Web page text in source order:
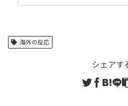
海外の反応
シェアす